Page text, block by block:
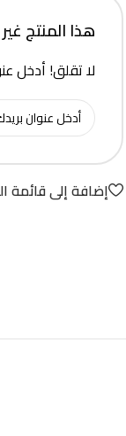
هذا المنتج
لا تقلق! أدخل
إضافة إلى قائمة